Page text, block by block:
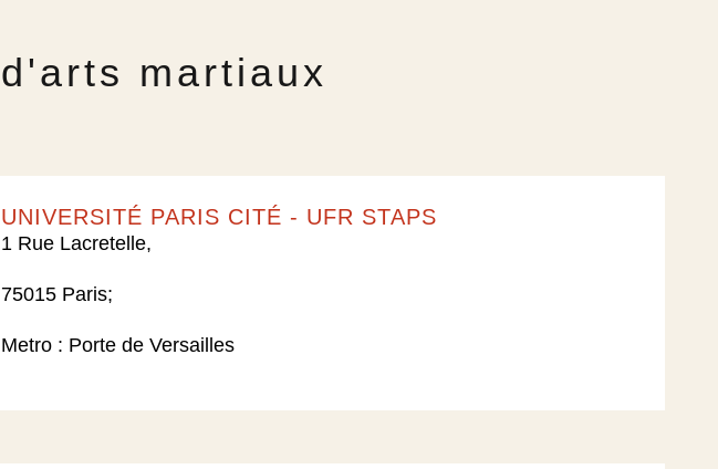
martiaux
UNIVERSITÉ PARIS CITÉ - UFR STAPS​
1 Rue Lacretelle,
75015 Paris;
Metro : Porte de Versailles​